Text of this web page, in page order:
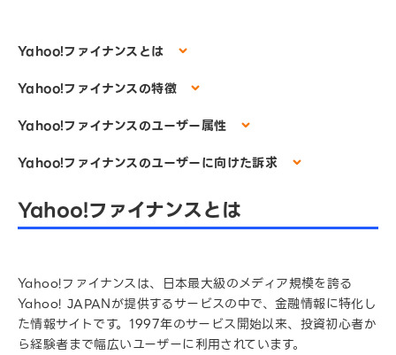
Yahoo!ファイナンスとは
Yahoo!ファイナンスの特徴
Yahoo!ファイナンスのユーザー属性
Yahoo!ファイナンスのユーザーに向けた訴求
Yahoo!ファイナンスとは
Yahoo!ファイナンスは、日本最大級のメディア規模を誇る
Yahoo! JAPANが提供するサービスの中で、金融情報に特化し
た情報サイトです。1997年のサービス開始以来、投資初心者か
ら経験者まで幅広いユーザーに利用されています。